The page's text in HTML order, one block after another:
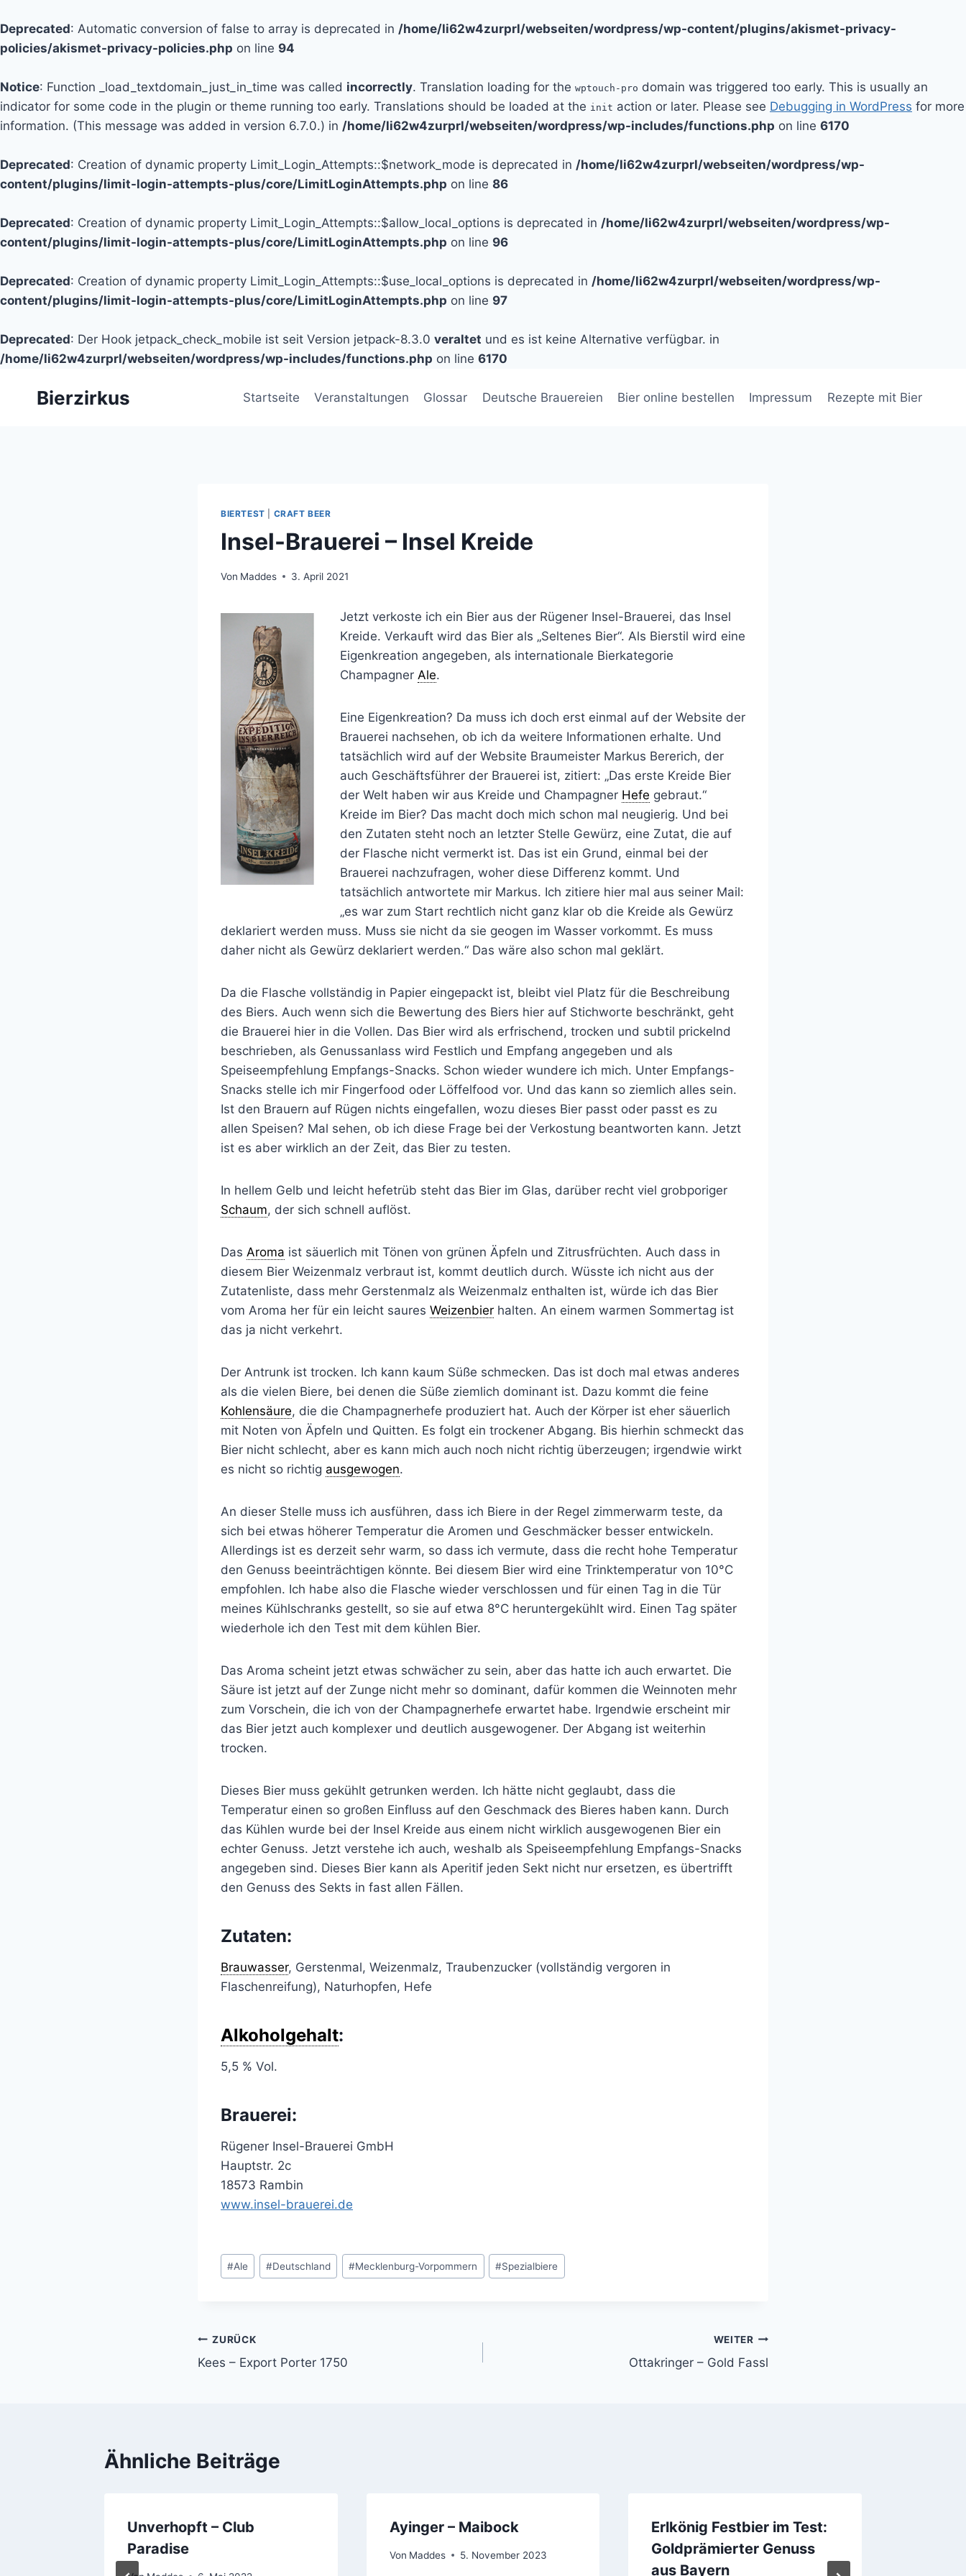
Deprecated: Automatic conversion of false to array is deprecated in /home/li62w4zurprl/webseiten/wordpress/wp-content/plugins/akismet-privacy-
policies/akismet-privacy-policies.php on line 94
Notice: Function _load_textdomain_just_in_time was called incorrectly. Translation loading for the wptouch-pro domain was triggered too early. This is usually an
indicator for some code in the plugin or theme running too early. Translations should be loaded at the init action or later. Please see Debugging in WordPress for more
information. (This message was added in version 6.7.0.) in /home/li62w4zurprl/webseiten/wordpress/wp-includes/functions.php on line 6170
Deprecated: Creation of dynamic property Limit_Login_Attempts::$network_mode is deprecated in /home/li62w4zurprl/webseiten/wordpress/wp-
content/plugins/limit-login-attempts-plus/core/LimitLoginAttempts.php on line 86
Deprecated: Creation of dynamic property Limit_Login_Attempts::$allow_local_options is deprecated in /home/li62w4zurprl/webseiten/wordpress/wp-
content/plugins/limit-login-attempts-plus/core/LimitLoginAttempts.php on line 96
Deprecated: Creation of dynamic property Limit_Login_Attempts::$use_local_options is deprecated in /home/li62w4zurprl/webseiten/wordpress/wp-
content/plugins/limit-login-attempts-plus/core/LimitLoginAttempts.php on line 97
Deprecated: Der Hook jetpack_check_mobile ist seit Version jetpack-8.3.0 veraltet und es ist keine Alternative verfügbar. in
/home/li62w4zurprl/webseiten/wordpress/wp-includes/functions.php on line 6170
Bierzirkus Startseite Veranstaltungen Glossar Deutsche Brauereien Bier online bestellen Impressum Rezepte mit Bier
BIERTEST CRAFT BEER
Insel-Brauerei – Insel Kreide
Von Maddes 3. April 2021
Jetzt verkoste ich ein Bier aus der Rügener Insel-Brauerei, das Insel
Kreide. Verkauft wird das Bier als „Seltenes Bier“. Als Bierstil wird eine
Eigenkreation angegeben, als internationale Bierkategorie
Champagner Ale.
Eine Eigenkreation? Da muss ich doch erst einmal auf der Website der
Brauerei nachsehen, ob ich da weitere Informationen erhalte. Und
tatsächlich wird auf der Website Braumeister Markus Bererich, der
auch Geschäftsführer der Brauerei ist, zitiert: „Das erste Kreide Bier
der Welt haben wir aus Kreide und Champagner Hefe gebraut.“
Kreide im Bier? Das macht doch mich schon mal neugierig. Und bei
den Zutaten steht noch an letzter Stelle Gewürz, eine Zutat, die auf
der Flasche nicht vermerkt ist. Das ist ein Grund, einmal bei der
Brauerei nachzufragen, woher diese Differenz kommt. Und
tatsächlich antwortete mir Markus. Ich zitiere hier mal aus seiner Mail:
„es war zum Start rechtlich nicht ganz klar ob die Kreide als Gewürz
deklariert werden muss. Muss sie nicht da sie geogen im Wasser vorkommt. Es muss
daher nicht als Gewürz deklariert werden.“ Das wäre also schon mal geklärt.
Da die Flasche vollständig in Papier eingepackt ist, bleibt viel Platz für die Beschreibung
des Biers. Auch wenn sich die Bewertung des Biers hier auf Stichworte beschränkt, geht
die Brauerei hier in die Vollen. Das Bier wird als erfrischend, trocken und subtil prickelnd
beschrieben, als Genussanlass wird Festlich und Empfang angegeben und als
Speiseempfehlung Empfangs-Snacks. Schon wieder wundere ich mich. Unter Empfangs-
Snacks stelle ich mir Fingerfood oder Löffelfood vor. Und das kann so ziemlich alles sein.
Ist den Brauern auf Rügen nichts eingefallen, wozu dieses Bier passt oder passt es zu
allen Speisen? Mal sehen, ob ich diese Frage bei der Verkostung beantworten kann. Jetzt
ist es aber wirklich an der Zeit, das Bier zu testen.
In hellem Gelb und leicht hefetrüb steht das Bier im Glas, darüber recht viel grobporiger
Schaum, der sich schnell auflöst.
Das Aroma ist säuerlich mit Tönen von grünen Äpfeln und Zitrusfrüchten. Auch dass in
diesem Bier Weizenmalz verbraut ist, kommt deutlich durch. Wüsste ich nicht aus der
Zutatenliste, dass mehr Gerstenmalz als Weizenmalz enthalten ist, würde ich das Bier
vom Aroma her für ein leicht saures Weizenbier halten. An einem warmen Sommertag ist
das ja nicht verkehrt.
Der Antrunk ist trocken. Ich kann kaum Süße schmecken. Das ist doch mal etwas anderes
als die vielen Biere, bei denen die Süße ziemlich dominant ist. Dazu kommt die feine
Kohlensäure, die die Champagnerhefe produziert hat. Auch der Körper ist eher säuerlich
mit Noten von Äpfeln und Quitten. Es folgt ein trockener Abgang. Bis hierhin schmeckt das
Bier nicht schlecht, aber es kann mich auch noch nicht richtig überzeugen; irgendwie wirkt
es nicht so richtig ausgewogen.
An dieser Stelle muss ich ausführen, dass ich Biere in der Regel zimmerwarm teste, da
sich bei etwas höherer Temperatur die Aromen und Geschmäcker besser entwickeln.
Allerdings ist es derzeit sehr warm, so dass ich vermute, dass die recht hohe Temperatur
den Genuss beeinträchtigen könnte. Bei diesem Bier wird eine Trinktemperatur von 10°C
empfohlen. Ich habe also die Flasche wieder verschlossen und für einen Tag in die Tür
meines Kühlschranks gestellt, so sie auf etwa 8°C heruntergekühlt wird. Einen Tag später
wiederhole ich den Test mit dem kühlen Bier.
Das Aroma scheint jetzt etwas schwächer zu sein, aber das hatte ich auch erwartet. Die
Säure ist jetzt auf der Zunge nicht mehr so dominant, dafür kommen die Weinnoten mehr
zum Vorschein, die ich von der Champagnerhefe erwartet habe. Irgendwie erscheint mir
das Bier jetzt auch komplexer und deutlich ausgewogener. Der Abgang ist weiterhin
trocken.
Dieses Bier muss gekühlt getrunken werden. Ich hätte nicht geglaubt, dass die
Temperatur einen so großen Einfluss auf den Geschmack des Bieres haben kann. Durch
das Kühlen wurde bei der Insel Kreide aus einem nicht wirklich ausgewogenen Bier ein
echter Genuss. Jetzt verstehe ich auch, weshalb als Speiseempfehlung Empfangs-Snacks
angegeben sind. Dieses Bier kann als Aperitif jeden Sekt nicht nur ersetzen, es übertrifft
den Genuss des Sekts in fast allen Fällen.
Zutaten:
Brauwasser, Gerstenmal, Weizenmalz, Traubenzucker (vollständig vergoren in
Flaschenreifung), Naturhopfen, Hefe
Alkoholgehalt:
5,5 % Vol.
Brauerei:
Rügener Insel-Brauerei GmbH
Hauptstr. 2c
18573 Rambin
www.insel-brauerei.de
Schlagworte:
#Ale #Deutschland #Mecklenburg-Vorpommern #Spezialbiere
Beitragsnavigation
ZURÜCK
Kees – Export Porter 1750
WEITER
Ottakringer – Gold Fassl
Ähnliche Beiträge
Unverhopft – Club
Paradise
Ayinger – Maibock
Von Maddes 5. November 2023
Erlkönig Festbier im Test:
Goldprämierter Genuss
aus Bayern